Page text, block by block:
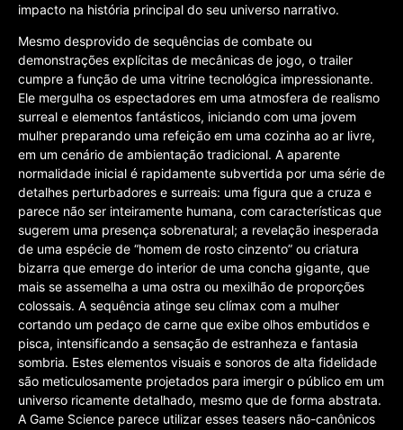
impacto na história principal do seu universo narrativo.
Mesmo desprovido de sequências de combate ou
demonstrações explícitas de mecânicas de jogo, o trailer
cumpre a função de uma vitrine tecnológica impressionante.
Ele mergulha os espectadores em uma atmosfera de realismo
surreal e elementos fantásticos, iniciando com uma jovem
mulher preparando uma refeição em uma cozinha ao ar livre,
em um cenário de ambientação tradicional. A aparente
normalidade inicial é rapidamente subvertida por uma série de
detalhes perturbadores e surreais: uma figura que a cruza e
parece não ser inteiramente humana, com características que
sugerem uma presença sobrenatural; a revelação inesperada
de uma espécie de “homem de rosto cinzento” ou criatura
bizarra que emerge do interior de uma concha gigante, que
mais se assemelha a uma ostra ou mexilhão de proporções
colossais. A sequência atinge seu clímax com a mulher
cortando um pedaço de carne que exibe olhos embutidos e
pisca, intensificando a sensação de estranheza e fantasia
sombria. Estes elementos visuais e sonoros de alta fidelidade
são meticulosamente projetados para imergir o público em um
universo ricamente detalhado, mesmo que de forma abstrata.
A Game Science parece utilizar esses teasers não-canônicos